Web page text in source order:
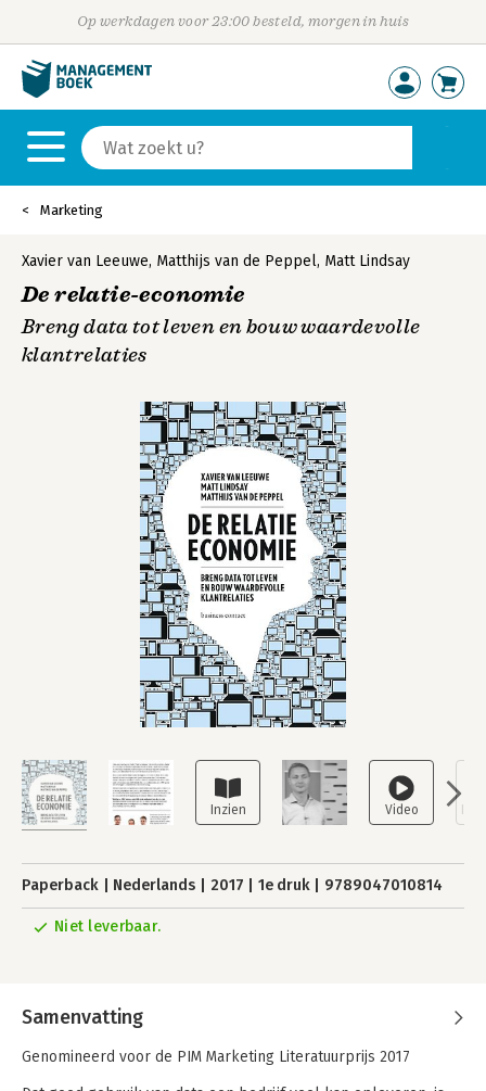
Op werkdagen voor 23:00 besteld, morgen in huis
Marketing
Xavier van Leeuwe, Matthijs van de Peppel, Matt Lindsay
De relatie-economie
Breng data tot leven en bouw waardevolle
klantrelaties
Paperback Nederlands 2017 1e druk 9789047010814
Niet leverbaar.
Samenvatting
Genomineerd voor de PIM Marketing Literatuurprijs 2017